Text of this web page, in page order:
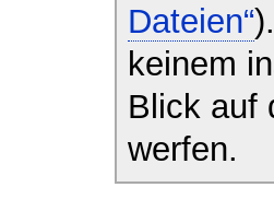
Dateien“
keinem
Blick auf
werfen.